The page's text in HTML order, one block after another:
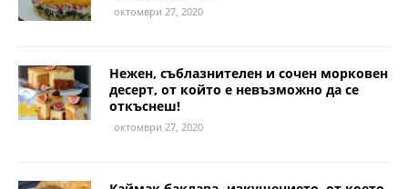
октомври 27, 2020
Нежен, съблазнителен и сочен морковен
десерт, от който е невъзможно да се
откъснеш!
октомври 27, 2020